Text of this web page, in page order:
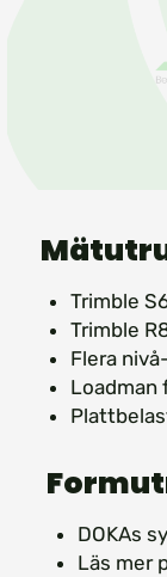
Trimble
Trimble
Flera
DOKAs
Läs mer